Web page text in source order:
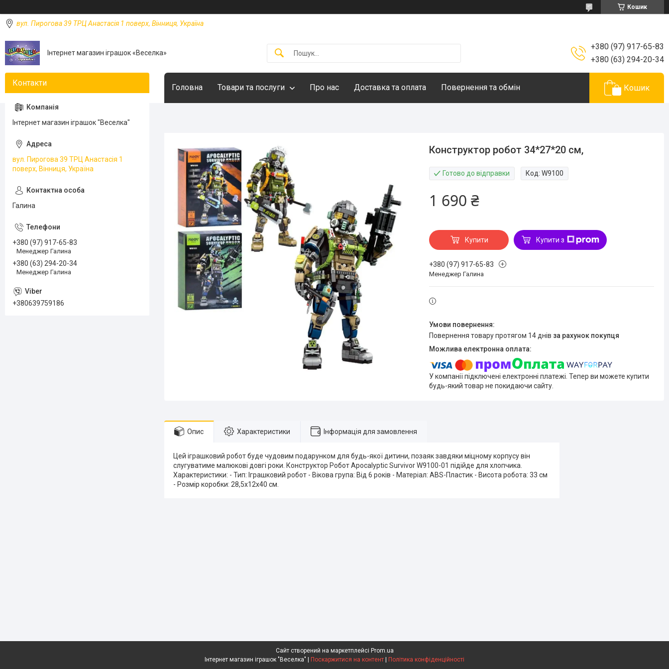
Кошик
вул. Пирогова 39 ТРЦ Анастасія 1 поверх, Вінниця, Україна
Інтернет магазин іграшок «Веселка»
+380 (97) 917-65-83
+380 (63) 294-20-34
Головна Товари та послуги Про нас Доставка та оплата Повернення та обмін Кошик
Конструктор робот 34*27*20 см,
Готово до відправки Код:W9100
1 690 ₴
Купити Купити з
+380 (97) 917-65-83
Менеджер Галина
повернення товару протягом 14 днів за рахунок покупця
У компанії підключені електронні платежі. Тепер ви можете купити
будь-який товар не покидаючи сайту.
Опис Характеристики Інформація для замовлення
Цей іграшковий робот буде чудовим подарунком для будь-якої дитини, позаяк завдяки міцному корпусу він
слугуватиме малюкові довгі роки. Конструктор Робот Apocalyptic Survivor W9100-01 підійде для хлопчика.
Характеристики: - Тип: Іграшковий робот - Вікова група: Від 6 років - Матеріал: ABS-Пластик - Висота робота: 33 см
- Розмір коробки: 28,5х12х40 см.
Інтернет магазин іграшок "Веселка"
вул. Пирогова 39 ТРЦ Анастасія 1
поверх, Вінниця, Україна
Галина
+380 (97) 917-65-83
Менеджер Галина
+380 (63) 294-20-34
Менеджер Галина
+380639759186
Сайт створений на маркетплейсі Prom.ua
Поскаржитися на контент Політика конфіденційності